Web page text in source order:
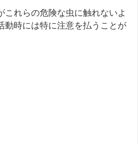
これらの危険な虫に触れないよ
動時には特に注意を払うことが